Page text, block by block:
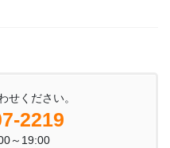
せください。
2219
～19:00